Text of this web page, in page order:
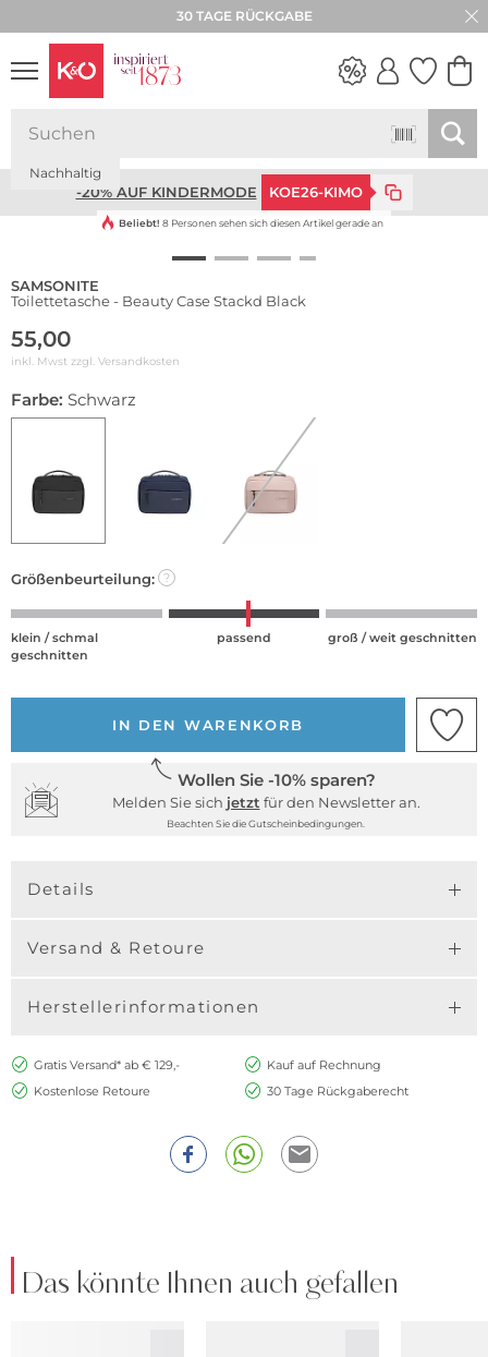
30 TAGE RÜCKGABE
VIBES
-20% AUF KINDERMODE KOE26-KIMO
Nachhaltig
Beliebt! 8 Personen sehen sich diesen Artikel gerade an
SAMSONITE
Toilettetasche - Beauty Case Stackd Black
55,00
inkl. Mwst zzgl. Versandkosten
Farbe: Schwarz
Größenbeurteilung: ?
klein / schmal
geschnitten
passend groß / weit geschnitten
IN DEN WARENKORB
Wollen Sie -10% sparen?
Melden Sie sich jetzt für den Newsletter an.
Beachten Sie die Gutscheinbedingungen.
Details
Versand & Retoure
Herstellerinformationen
Gratis Versand* ab € 129,-
Kauf auf Rechnung
Kostenlose Retoure
30 Tage Rückgaberecht
Das könnte Ihnen auch gefallen